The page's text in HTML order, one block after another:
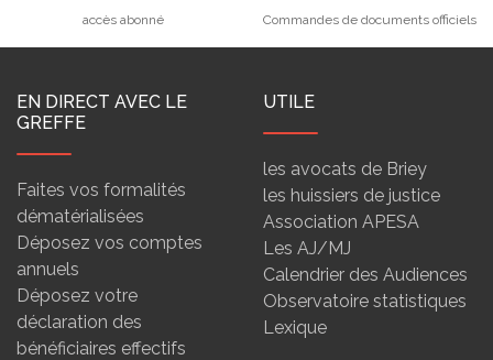
accès abonné Commandes de documents officiels
EN DIRECT AVEC LE
GREFFE
Faites vos formalités
dématérialisées
Déposez vos comptes
annuels
Déposez votre
déclaration des
bénéficiaires effectifs
UTILE
les avocats de Briey
les huissiers de justice
Association APESA
Les AJ/MJ
Calendrier des Audiences
Observatoire statistiques
Lexique